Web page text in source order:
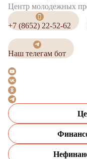
Центр молодежных
+7 (8652) 22-52-62
Наш телегам бот